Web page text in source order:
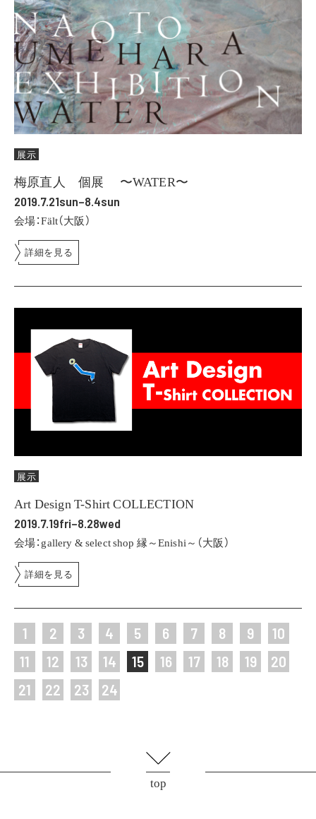
展示
梅原直人 個展 〜WATER〜
2019.7.21sun–8.4sun
会場：Fält（大阪）
詳細を見る
展示
Art Design T-Shirt COLLECTION
2019.7.19fri–8.28wed
会場：gallery & select shop 縁～Enishi～（大阪）
詳細を見る
1 2 3 4 5 6 7 8 9
10
11
12 13 14 15 16 17 18 19
20
21
22 23 24
top